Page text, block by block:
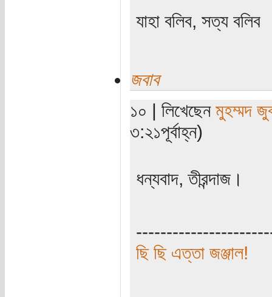
যাহা বলিব, সত্য বলিব
জবাব
১০ | লিখেছেন মুহম্মদ
৩:২১পূর্বাহ্ন)
ধন্যবাদ, তীরন্দাজ।
ছি ছি এত্তা জঞ্জাল!